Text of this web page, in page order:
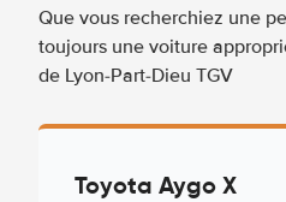
Que vous recherchiez une
toujours une voiture
de Lyon-Part-Dieu TGV
Toyota Aygo X